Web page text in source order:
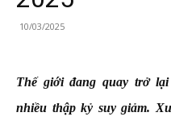
10/03/2025
Thế giới đang quay trở
nhiều thập kỷ suy giảm.